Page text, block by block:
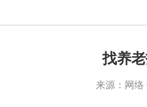
找养
来源：网络